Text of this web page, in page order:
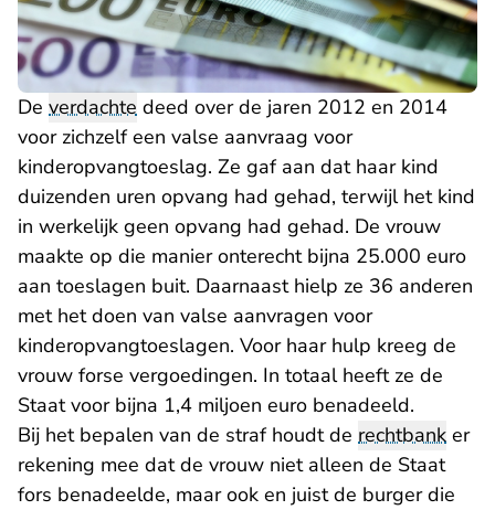
De verdachte deed over de jaren 2012 en 2014
voor zichzelf een valse aanvraag voor
kinderopvangtoeslag. Ze gaf aan dat haar kind
duizenden uren opvang had gehad, terwijl het kind
in werkelijk geen opvang had gehad. De vrouw
maakte op die manier onterecht bijna 25.000 euro
aan toeslagen buit. Daarnaast hielp ze 36 anderen
met het doen van valse aanvragen voor
kinderopvangtoeslagen. Voor haar hulp kreeg de
vrouw forse vergoedingen. In totaal heeft ze de
Staat voor bijna 1,4 miljoen euro benadeeld.
Bij het bepalen van de straf houdt de rechtbank er
rekening mee dat de vrouw niet alleen de Staat
fors benadeelde, maar ook en juist de burger die